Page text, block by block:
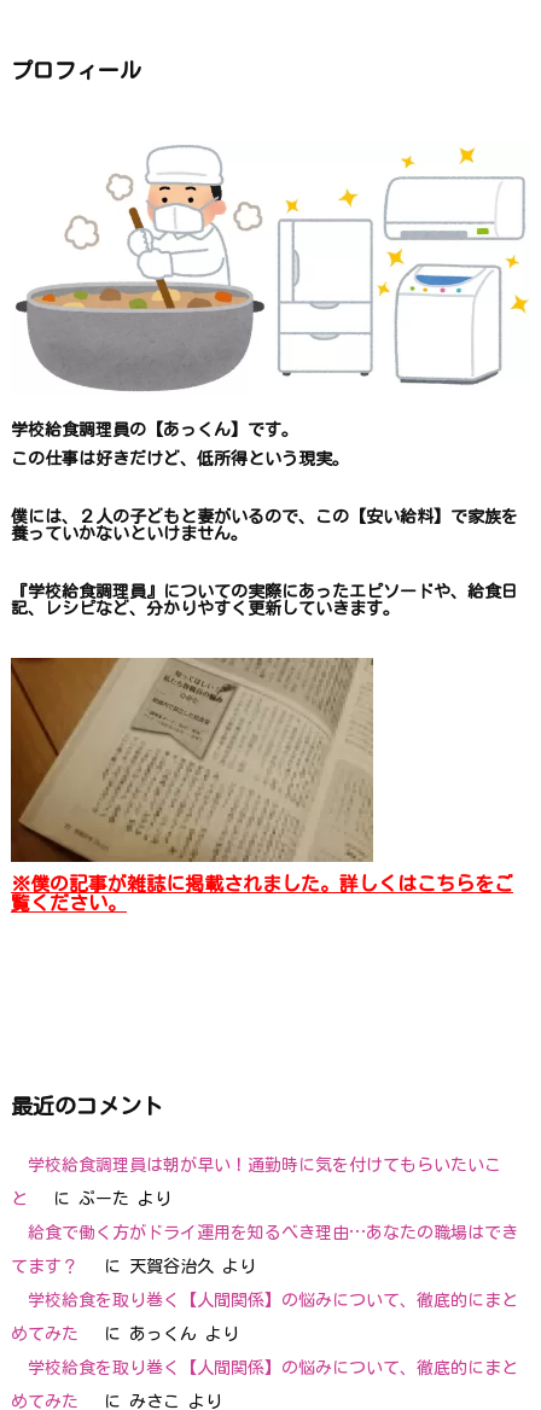
ら
探
プロフィール
学校給食調理員の【あっくん】です。
この仕事は好きだけど、 低所得という現実。
僕には、２人の子どもと妻がいるので、 この【安い給料】で家族を
養っていかないといけません。
『学校給食調理員』についての実際にあったエピソードや、 給食日
記、レシピなど、 分かりやすく更新していきます。
※僕の記事が雑誌に掲載されました。詳しくはこちらをご
覧ください。
最近のコメント
学校給食調理員は朝が早い！通勤時に気を付けてもらいたいこ
と
に ぷーた より
給食で働く方がドライ運用を知るべき理由…あなたの職場はでき
てます？
に 天賀谷治久 より
学校給食を取り巻く【人間関係】の悩みについて、徹底的にまと
めてみた
に あっくん より
学校給食を取り巻く【人間関係】の悩みについて、徹底的にまと
めてみた
に みさこ
より